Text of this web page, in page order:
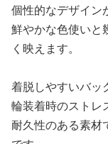
個性的なデザイン
鮮やかな色使いと
く映えます。
着脱しやすいバッ
輪装着時のストレ
耐久性のある素材